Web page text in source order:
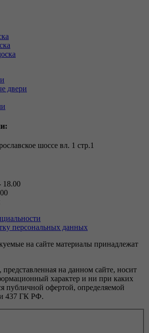
двери
шоссе вл. 1 стр.1
18.00
персональных данных
на сайте материалы принадлежат
на данном сайте, носит
характер и ни при каких
публичной офертой, определяемой
437 ГК РФ.